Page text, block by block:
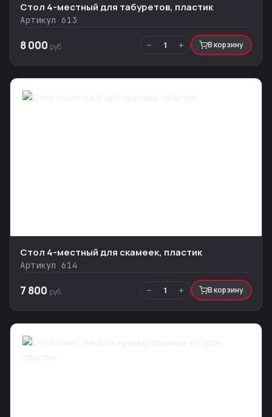
Стол 4-местный для табуретов, пластик
Артикул 613
8 000 руб. − 1 + В корзину
Стол 4-местный для скамеек, пластик
Артикул 614
7 800 руб. − 1 + В корзину